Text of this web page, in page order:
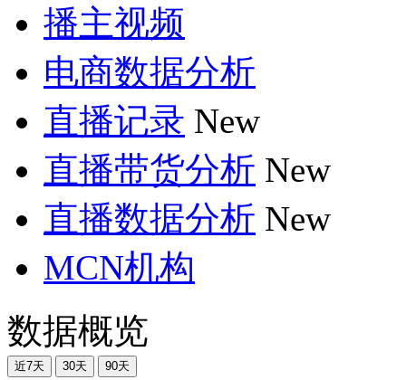
播主视频
电商数据分析
直播记录 New
直播带货分析 New
直播数据分析 New
MCN机构
数据概览
近7天 30天 90天